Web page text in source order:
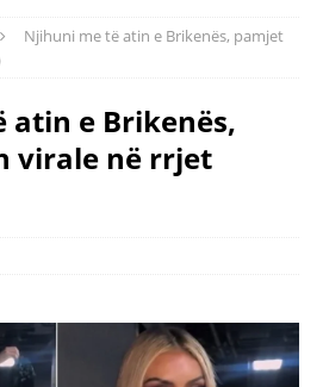
Njihuni me të atin e Brikenës, pamjet
atin e Brikenës,
virale në rrjet